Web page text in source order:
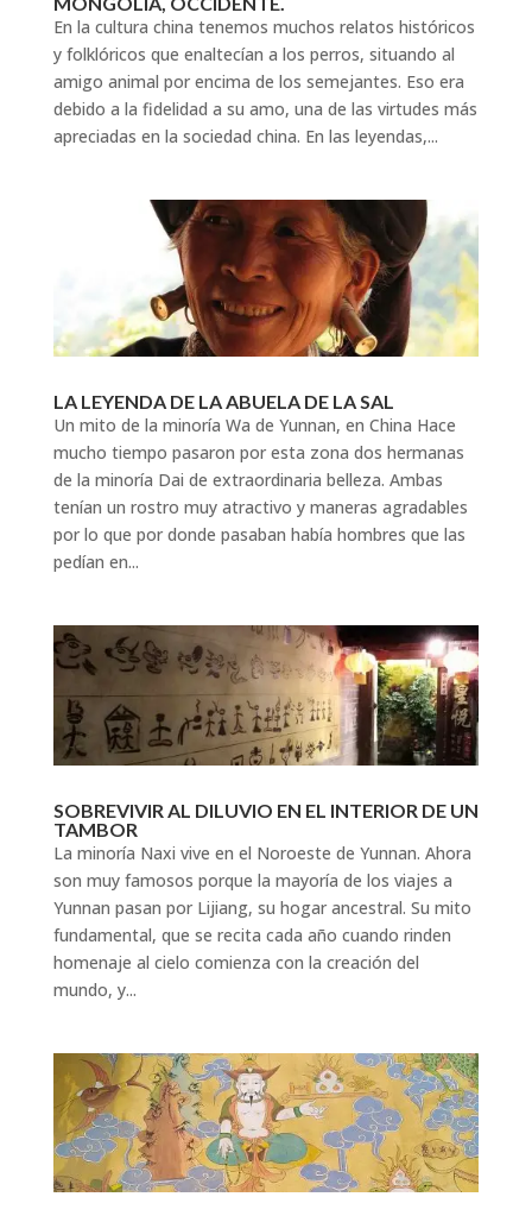
En la cultura china tenemos muchos relatos históricos
y folklóricos que enaltecían a los perros, situando al
amigo animal por encima de los semejantes. Eso era
debido a la fidelidad a su amo, una de las virtudes más
apreciadas en la sociedad china. En las leyendas,...
LA LEYENDA DE LA ABUELA DE LA SAL
Un mito de la minoría Wa de Yunnan, en China Hace
mucho tiempo pasaron por esta zona dos hermanas
de la minoría Dai de extraordinaria belleza. Ambas
tenían un rostro muy atractivo y maneras agradables
por lo que por donde pasaban había hombres que las
pedían en...
SOBREVIVIR AL DILUVIO EN EL INTERIOR DE UN
TAMBOR
La minoría Naxi vive en el Noroeste de Yunnan. Ahora
son muy famosos porque la mayoría de los viajes a
Yunnan pasan por Lijiang, su hogar ancestral. Su mito
fundamental, que se recita cada año cuando rinden
homenaje al cielo comienza con la creación del
mundo, y...